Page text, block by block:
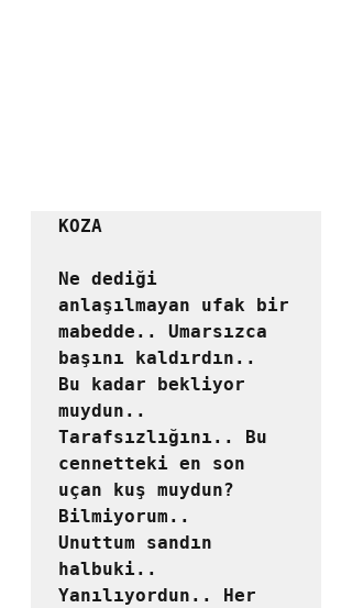
KOZA
Ne dediği
anlaşılmayan ufak bir
mabedde.. Umarsızca
başını kaldırdın..
Bu kadar bekliyor
muydun..
Tarafsızlığını.. Bu
cennetteki en son
uçan kuş muydun?
Bilmiyorum..
Unuttum sandın
halbuki..
Yanılıyordun.. Her